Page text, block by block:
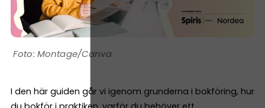
Montage/Canva
I den här guiden går vi igenom grunderna i bokföring, hur